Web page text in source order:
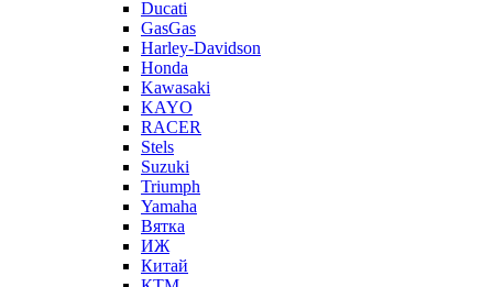
Ducati
GasGas
Harley-Davidson
Honda
Kawasaki
KAYO
RACER
Stels
Suzuki
Triumph
Yamaha
Вятка
ИЖ
Китай